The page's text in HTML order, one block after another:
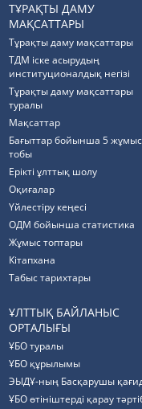
ТҰРАҚТЫ ДАМУ
МАҚСАТТАРЫ
Тұрақты даму мақсаттары
ТДМ іске асырудың
институционалдық негізі
Тұрақты даму мақсаттары
туралы
Мақсаттар
Бағыттар бойынша 5 жұмыс
тобы
Ерікті ұлттық шолу
Оқиғалар
Үйлестіру кеңесі
ОДМ бойынша статистика
Жұмыс топтары
Кітапхана
Табыс тарихтары
ҰЛТТЫҚ БАЙЛАНЫС
ОРТАЛЫҒЫ
ҰБО туралы
ҰБО құрылымы
ЭЫДҰ-ның Басқарушы
ҰБО өтініштерді қарау